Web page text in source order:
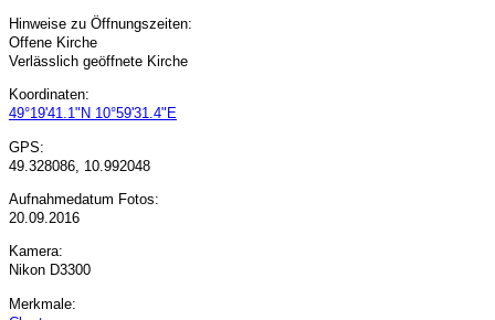
Hinweise zu Öffnungszeiten:
Offene Kirche
Verlässlich geöffnete Kirche
Koordinaten:
49°19'41.1"N 10°59'31.4"E
GPS:
49.328086, 10.992048
Aufnahmedatum Fotos:
20.09.2016
Kamera:
Nikon D3300
Merkmale: